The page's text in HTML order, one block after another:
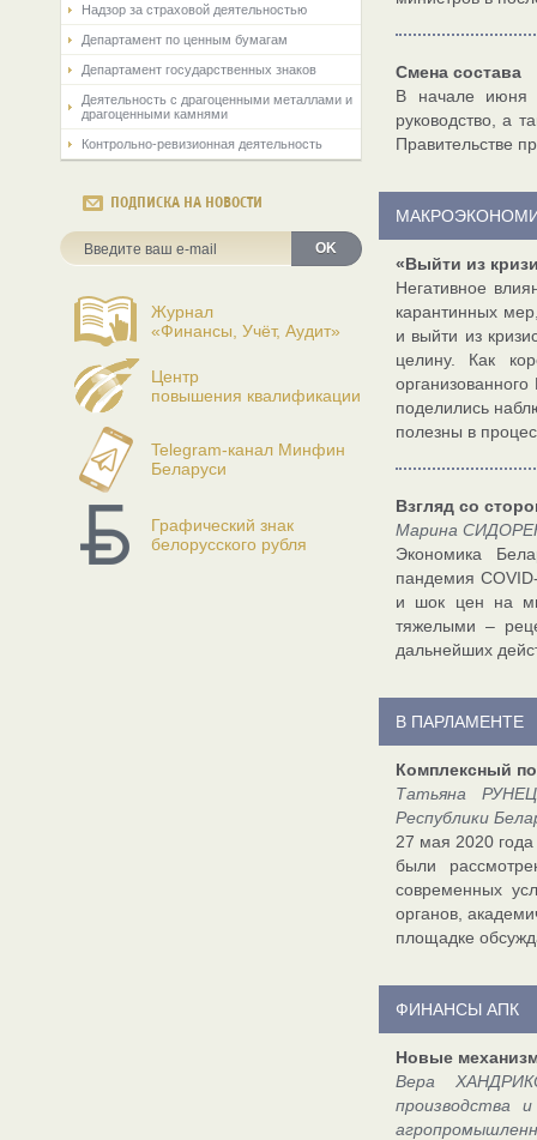
Надзор за страховой деятельностью
Департамент по ценным бумагам
Департамент государственных знаков
Деятельность с драгоценными металлами и
драгоценными камнями
Контрольно-ревизионная деятельность
ПОДПИСКА НА НОВОСТИ
OK
Журнал
«Финансы, Учёт, Аудит»
Центр
повышения квалификации
Telegram-канал Минфин
Беларуси
Графический знак
белорусского рубля
Смена состава
В начале июня
руководство, а
Правительстве
«Выйти из
Негативное
карантинных
и выйти из
целину. Как
поделились
полезны в
Взгляд со
Марина
Экономика
пандемия
и шок цен на
тяжелыми –
дальнейших
В ПАРЛАМЕНТЕ
Комплексный
Татьяна
Республики
27 мая 2020 года
были
современных
органов,
площадке
ФИНАНСЫ АПК
Новые
Вера
производства